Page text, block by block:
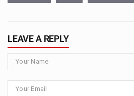
LEAVE A REPLY